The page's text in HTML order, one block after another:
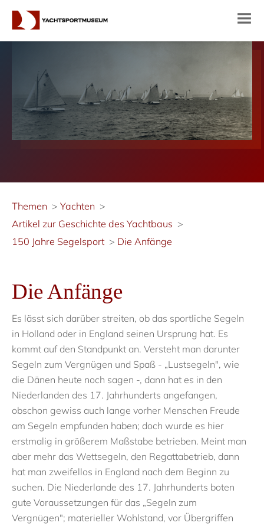
Themen
Yachten
Artikel zur Geschichte des Yachtbaus
150 Jahre Segelsport
Die Anfänge
Die Anfänge
Es lässt sich darüber streiten, ob das sportliche Segeln
in Holland oder in England seinen Ursprung hat. Es
kommt auf den Standpunkt an. Versteht man darunter
Segeln zum Vergnügen und Spaß - „Lustsegeln", wie
die Dänen heute noch sagen -, dann hat es in den
Niederlanden des 17. Jahrhunderts angefangen,
obschon gewiss auch lange vorher Menschen Freude
am Segeln empfunden haben; doch wurde es hier
erstmalig in größerem Maßstabe betrieben. Meint man
aber mehr das Wettsegeln, den Regattabetrieb, dann
hat man zweifellos in England nach dem Beginn zu
suchen. Die Niederlande des 17. Jahrhunderts boten
gute Voraussetzungen für das „Segeln zum
Vergnügen"; materieller Wohlstand, vor Übergriffen